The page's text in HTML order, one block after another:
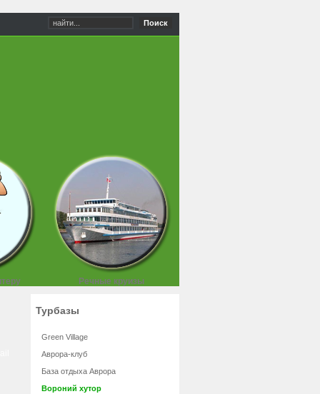
Поиск
Речные круизы
Турбазы
Green Village
Аврора-клуб
База отдыха Аврора
Вороний хутор